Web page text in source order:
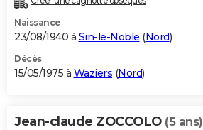
Naissance
23/08/1940 à Sin-le-Noble (Nord)
Décès
15/05/1975 à Waziers (Nord)
Jean-claude ZOCCOLO (5 ans)